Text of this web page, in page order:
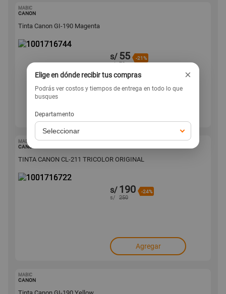
MABIC
CANON
Tinta Canon GI-190 Magenta
s/ 55 -21%
s/ 70
MABIC 1001716722
CANON
TINTA CANON CL-211 TRICOLOR ORIGINAL
s/ 190 -24%
s/ 250
Agregar
MABIC
CANON
Elige en dónde recibir tus compras ×
Podrás ver costos y tiempos de entrega en todo lo que
busques
Departamento